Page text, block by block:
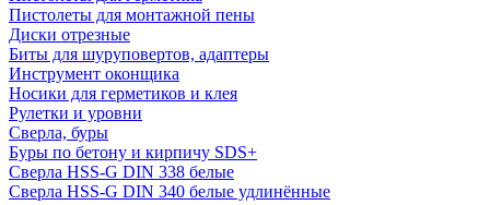
Пистолеты для монтажной пены
Диски отрезные
Биты для шуруповертов, адаптеры
Инструмент оконщика
Носики для герметиков и клея
Рулетки и уровни
Сверла, буры
Буры по бетону и кирпичу SDS+
Сверла HSS-G DIN 338 белые
Сверла HSS-G DIN 340 белые удлинённые